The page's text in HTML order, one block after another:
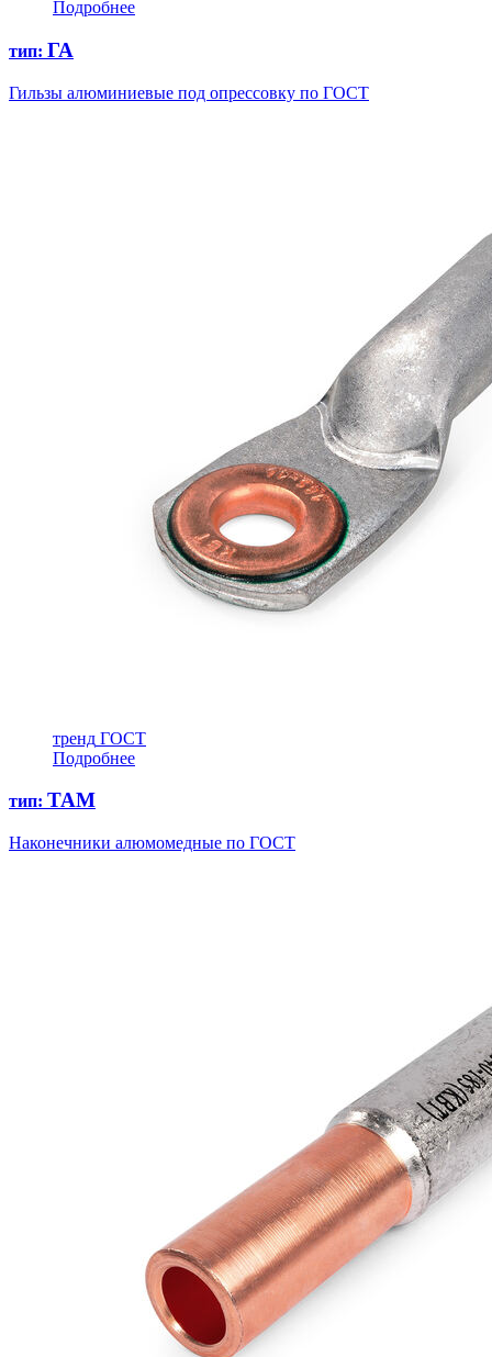
Подробнее
тип: ГА
Гильзы алюминиевые под опрессовку по ГОСТ
тренд ГОСТ
Подробнее
тип: ТАМ
Наконечники алюмомедные по ГОСТ